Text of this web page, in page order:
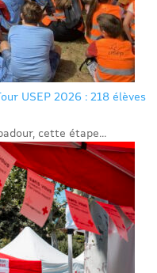
USEP 2026 : 218 élèves
cette étape...